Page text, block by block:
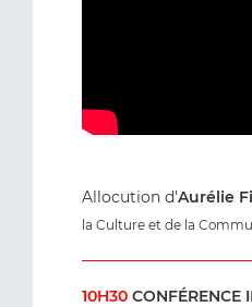
Allocution d'Aurélie
la Culture et de la
10H30 CONFÉRENCE